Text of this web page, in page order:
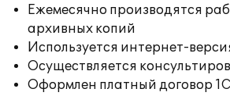
Ежемесячно производятся
архивных копий
Используется интернет-
Осуществляется
Оформлен платный договор